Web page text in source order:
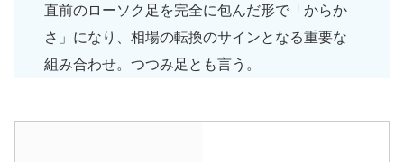
直前のローソク足を完全に包んだ形で「からか
さ」になり、相場の転換のサインとなる重要な
組み合わせ。つつみ足とも言う。